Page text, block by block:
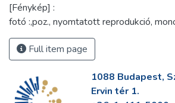
[Fénykép] :
fotó :,poz., nyomtatott reprodukció,
Full item page
1088 Budapest,
Ervin tér 1.